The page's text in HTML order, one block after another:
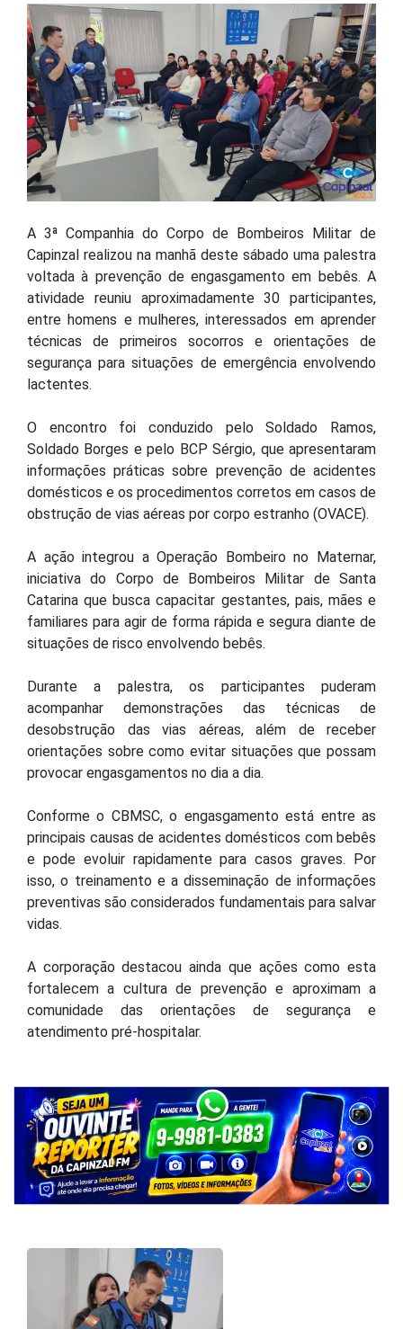
A 3ª Companhia do Corpo de Bombeiros Militar de
Capinzal realizou na manhã deste sábado uma palestra
voltada à prevenção de engasgamento em bebês. A
atividade reuniu aproximadamente 30 participantes,
entre homens e mulheres, interessados em aprender
técnicas de primeiros socorros e orientações de
segurança para situações de emergência envolvendo
O encontro foi conduzido pelo Soldado Ramos,
Soldado Borges e pelo BCP Sérgio, que apresentaram
informações práticas sobre prevenção de acidentes
domésticos e os procedimentos corretos em casos de
A ação integrou a Operação Bombeiro no Maternar,
iniciativa do Corpo de Bombeiros Militar de Santa
Catarina que busca capacitar gestantes, pais, mães e
familiares para agir de forma rápida e segura diante de
Durante a palestra, os participantes puderam
acompanhar demonstrações das técnicas de
desobstrução das vias aéreas, além de receber
orientações sobre como evitar situações que possam
Conforme o CBMSC, o engasgamento está entre as
principais causas de acidentes domésticos com bebês
e pode evoluir rapidamente para casos graves. Por
isso, o treinamento e a disseminação de informações
preventivas são considerados fundamentais para salvar
A corporação destacou ainda que ações como esta
fortalecem a cultura de prevenção e aproximam a
comunidade das orientações de segurança e